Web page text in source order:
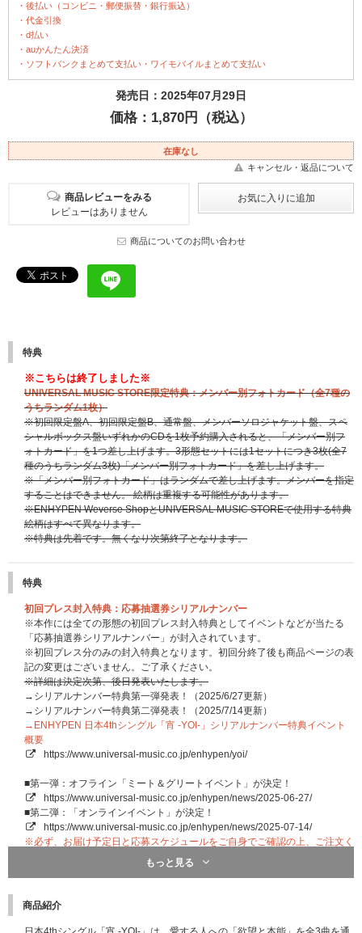
・後払い（コンビニ・郵便振替・銀行振込）
・代金引換
・d払い
・auかんたん決済
・ソフトバンクまとめて支払い・ワイモバイルまとめて支払い
発売日：2025年07月29日
価格：1,870円（税込）
在庫なし
キャンセル・返品について
商品レビューをみる
レビューはありません
商品についてのお問い合わせ
特典
※こちらは終了しました※
UNIVERSAL MUSIC STORE限定特典：メンバー別フォトカード（全7種の
うちランダム1枚）
※初回限定盤A、初回限定盤B、通常盤、メンバーソロジャケット盤、スペ
シャルボックス盤いずれかのCDを1枚予約購入されると、「メンバー別フ
ォトカード」を1つ差し上げます。3形態セットには1セットにつき3枚(全7
種のうちランダム3枚)「メンバー別フォトカード」を差し上げます。
※「メンバー別フォトカード」はランダムで差し上げます。メンバーを指定
することはできません。 絵柄は重複する可能性があります。
※ENHYPEN Weverse ShopとUNIVERSAL MUSIC STOREで使用する特典
絵柄はすべて異なります。
※特典は先着です。無くなり次第終了となります。
特典
初回プレス封入特典：応募抽選券シリアルナンバー
※本作には全ての形態の初回プレス封入特典としてイベントなどが当たる
「応募抽選券シリアルナンバー」が封入されています。
※初回プレス分のみの封入特典となります。初回分終了後も商品ページの表
記の変更はございません。ご了承ください。
※詳細は決定次第、後日発表いたします。
→シリアルナンバー特典第一弾発表！（2025/6/27更新）
→シリアルナンバー特典第二弾発表！（2025/7/14更新）
→ENHYPEN 日本4thシングル「宵 -YOI-」シリアルナンバー特典イベント
概要
https://www.universal-music.co.jp/enhypen/yoi/
■第一弾：オフライン「ミート＆グリートイベント」が決定！
https://www.universal-music.co.jp/enhypen/news/2025-06-27/
■第二弾：「オンラインイベント」が決定！
https://www.universal-music.co.jp/enhypen/news/2025-07-14/
※必ず、お届け予定日と応募スケジュールをご自身でご確認の上、ご注文く
もっと見る
商品紹介